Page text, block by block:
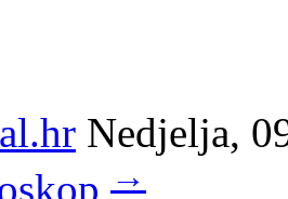
Nedjelja,
→